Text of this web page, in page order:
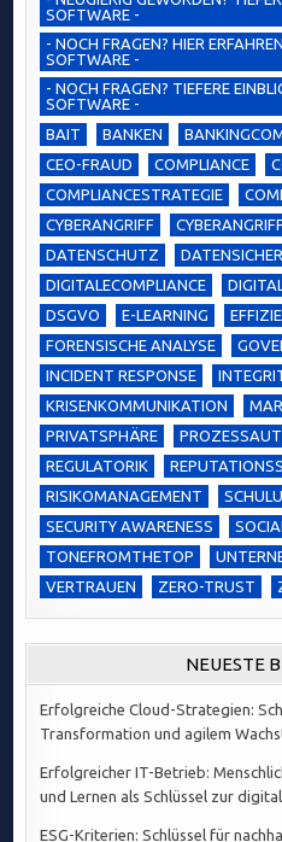
SOFTWARE -
- NOCH FRAGEN? HIER
SOFTWARE -
- NOCH FRAGEN? TIEFERE
SOFTWARE -
BAIT
BANKEN
CEO-FRAUD
COMPLIANCE
COMPLIANCESTRATEGIE
CYBERANGRIFF
DATENSCHUTZ
DIGITALECOMPLIANCE
DSGVO
E-LEARNING
FORENSISCHE ANALYSE
INCIDENT RESPONSE
KRISENKOMMUNIKATION
PRIVATSPHÄRE
REGULATORIK
RISIKOMANAGEMENT
SECURITY AWARENESS
TONEFROMTHETOP
VERTRAUEN
ZERO-TRUST
NEUESTE
Erfolgreiche Cloud-Strategien:
Transformation und agilem
Erfolgreicher IT-Betrieb:
und Lernen als Schlüssel zur
ESG-Kriterien: Schlüssel für